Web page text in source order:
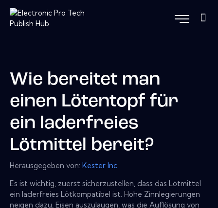
Wie bereitet man
einen Lötentopf für
ein laderfreies
Lötmittel bereit?
Herausgegeben von: Kester Inc
Es ist wichtig, zuerst sicherzustellen, dass das Lötmittel
ein laderfreies Lötkompatibel ist. Hohe Zinnlegierungen
neigen dazu, Eisen auszulaugen, was die Auflösung von